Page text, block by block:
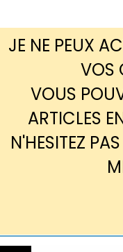
JE NE PEUX
VOS
VOUS
ARTICLES
N'HESITEZ